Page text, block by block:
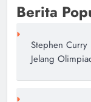
Berita
Stephen Curry
Jelang